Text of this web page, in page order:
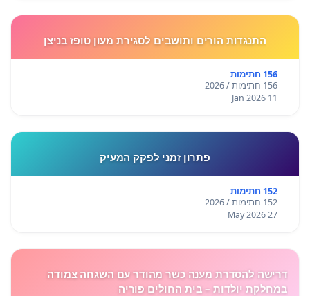
התנגדות הורים ותושבים לסגירת מעון טופז בניצן
156 חתימות
156 חתימות / 2026
11 Jan 2026
פתרון זמני לפקק המעיק
152 חתימות
152 חתימות / 2026
27 May 2026
דרישה להסדרת מענה כשר מהודר עם השגחה צמודה
במחלקת יולדות – בית החולים פוריה